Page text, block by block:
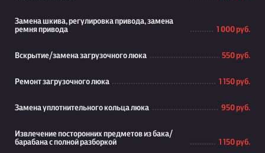
Замена шкива, регулировка привода, замена
ремня привода
1 000 руб.
Вскрытие/замена загрузочного люка 550 руб.
Ремонт загрузочного люка 1 150 руб.
Замена уплотнительного кольца люка 950 руб.
Извлечение посторонних предметов из бака/
барабана с полной разборкой
1 150 руб.